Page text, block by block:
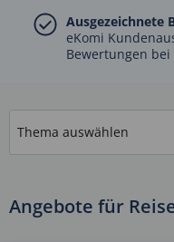
Ausgezeichnete
eKomi
Bewertungen bei
Angebote für